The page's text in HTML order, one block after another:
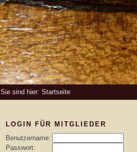
Sie sind hier: Startseite
LOGIN FÜR MITGLIEDER
Benutzername:
Passwort: